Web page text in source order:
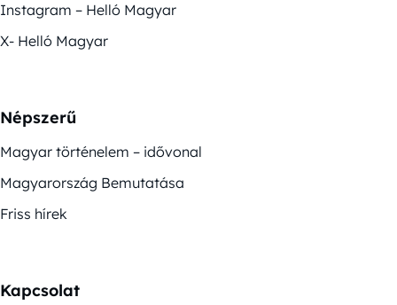
Instagram – Helló Magyar
X- Helló Magyar
Népszerű
Magyar történelem – idővonal
Magyarország Bemutatása
Friss hírek
Kapcsolat